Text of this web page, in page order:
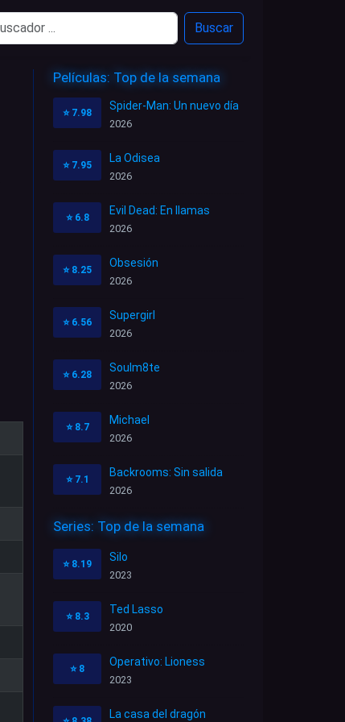
Buscar
Películas: Top de la semana
⭐ 7.98
Spider-Man: Un nuevo día
2026
⭐ 7.95
La Odisea
2026
⭐ 6.8
Evil Dead: En llamas
2026
⭐ 8.25
Obsesión
2026
⭐ 6.56
Supergirl
2026
⭐ 6.28
Soulm8te
2026
⭐ 8.7
Michael
2026
⭐ 7.1
Backrooms: Sin salida
2026
Series: Top de la semana
⭐ 8.19
Silo
2023
⭐ 8.3
Ted Lasso
2020
⭐ 8
Operativo: Lioness
2023
La casa del dragón